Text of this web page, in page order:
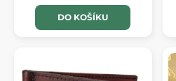
DO KOŠÍKU